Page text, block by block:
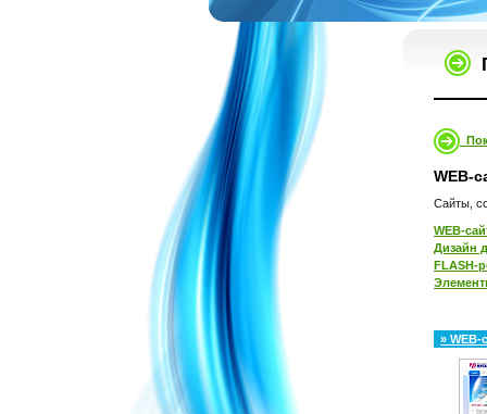
WEB-
Сайты,
WEB-
Дизайн
FLASH-
» WEB-